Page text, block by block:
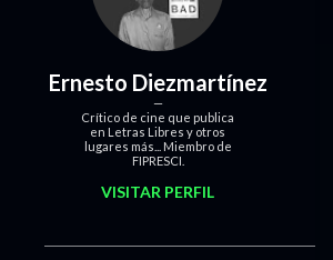
Ernesto Diezmartínez
Crítico de cine que publica
en Letras Libres y otros
lugares más... Miembro de
FIPRESCI.
VISITAR PERFIL